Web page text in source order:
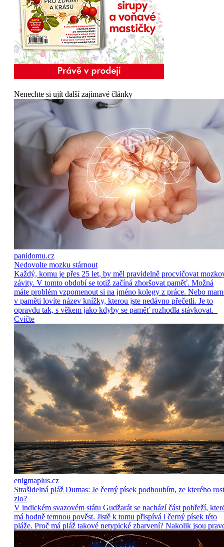
Nenechte si ujít další zajímavé články
panidomu.cz
Nedovolte mozku stárnout
Každý, komu je přes 25 let, by měl pravidelně procvičovat
závity. V tomto období se totiž začíná zhoršovat paměť. Možná
máte problém vzpomenout si na jméno kolegy z práce. Nebo
v paměti lovíte název knížky, kterou jste nedávno přečetli. Je to
opravdu tak, s věkem jako kdyby se paměť rozhodla stávkovat.
Cvičte
enigmaplus.cz
Strašidelná pláž Dumas: Je černý písek podhoubím, ze kterého
zlo?
V indickém svazovém státu Gudžarát se nachází část pobřeží,
má hodně temnou pověst. Jistě k tomu přispívá i černý písek této
pláže. Proč má pláž takové netypické zbarvení? Nakolik jsou